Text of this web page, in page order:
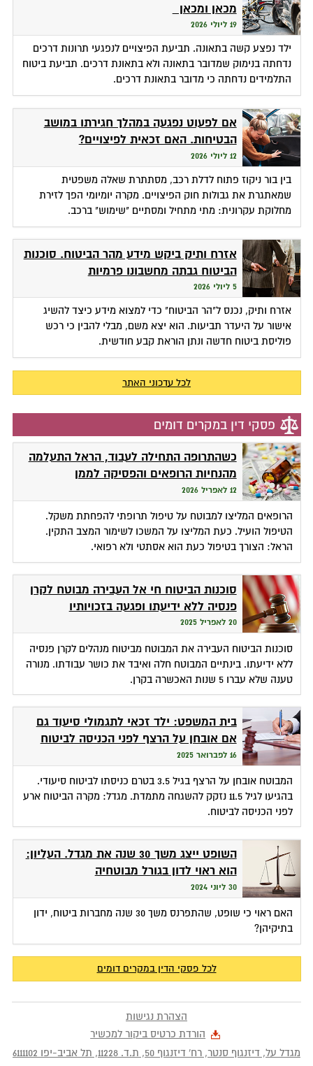
מכאן ומכאן
19 ליולי 2026
ילד נפצע קשה בתאונה. תביעת הפיצויים לנפגעי תרונות דרכים
נדחתה בנימוק שמדובר בתאונה ולא בתאונת דרכים. תביעת ביטוח
התלמידים נדחתה כי מדובר בתאונת דרכים.
אם לפעוט נפגעה במהלך חגירתו במושב
הבטיחות. האם זכאית לפיצויים?
12 ליולי 2026
בין בור ניקוז פתוח לדלת רכב, מסתתרת שאלה משפטית
שמאתגרת את גבולות חוק הפיצויים. מקרה יומיומי הפך לזירת
מחלוקת עקרונית: מתי מתחיל ומסתיים "שימוש" ברכב.
אזרח ותיק ביקש מידע מהר הביטוח. סוכנות
הביטוח גבתה מחשבונו פרמיות
5 ליולי 2026
אזרח ותיק, נכנס ל"הר הביטוח" כדי למצוא מידע כיצד להשיג
אישור על היעדר תביעות. הוא יצא משם, מבלי להבין כי רכש
פוליסת ביטוח חדשה ונתן הוראת קבע חודשית.
לכל עדכוני האתר
פסקי דין במקרים דומים
כשהתרופה התחילה לעבוד, הראל התעלמה
מהנחיות הרופאים והפסיקה לממן
12 לאפריל 2026
הרופאים המליצו למבוטח על טיפול תרופתי להפחתת משקל.
הטיפול הועיל. כעת המליצו על המשכו לשימור המצב התקין.
הראל: הצורך בטיפול כעת הוא אסתטי ולא רפואי.
סוכנות הביטוח חי אל העבירה מבוטח לקרן
פנסיה ללא ידיעתו ופגעה בזכויותיו
20 לאפריל 2025
סוכנות הביטוח העבירה את המבוטח מביטוח מנהלים לקרן פנסיה
ללא ידיעתו. בינתיים המבוטח חלה ואיבד את כושר עבודתו. מנורה
טענה שלא עברו 5 שנות האכשרה בקרן.
בית המשפט: ילד זכאי לתגמולי סיעוד גם
אם אובחן על הרצף לפני הכניסה לביטוח
16 לפברואר 2025
המבוטח אובחן על הרצף בגיל 3.5 בטרם כניסתו לביטוח סיעודי.
בהגיעו לגיל 11.5 נזקק להשגחה מתמדת. מגדל: מקרה הביטוח ארע
לפני הכניסה לביטוח.
השופט ייצג משך 30 שנה את מגדל. העליון:
הוא ראוי לדון בגורל מבוטחיה
30 ליוני 2024
האם ראוי כי שופט, שהתפרנס משך 30 שנה מחברות ביטוח, ידון
בתיקיהן?
לכל פסקי הדין במקרים דומים
הצהרת נגישות
הורדת כרטיס ביקור למכשיר
מגדל על, דיזנגוף סנטר, רח' דיזנגוף 50
, ת.ד. 11228
, תל אביב-יפו 6111102